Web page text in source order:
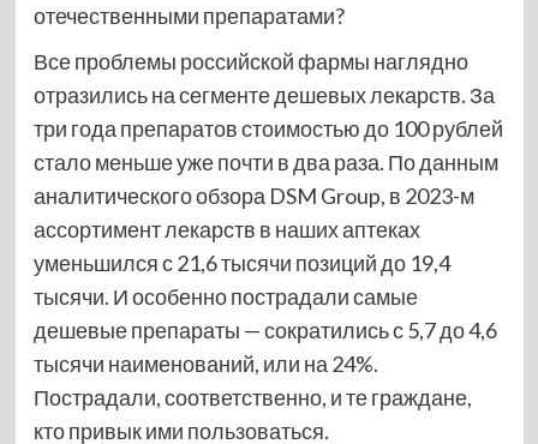
отечественными препаратами?
Все проблемы российской фармы наглядно
отра­зились на сегменте дешевых лекарств. За
три года препаратов стоимостью до 100 рублей
стало меньше уже почти в два раза. По данным
аналитического обзора DSM Group, в 2023-м
ассортимент лекарств в наших аптеках
уменьшился с 21,6 тысячи позиций до 19,4
тысячи. И особенно пострадали самые
дешевые препараты — сократились с 5,7 до 4,6
тысячи наименований, или на 24%.
Пострадали, соответственно, и те граждане,
кто привык ими пользоваться.